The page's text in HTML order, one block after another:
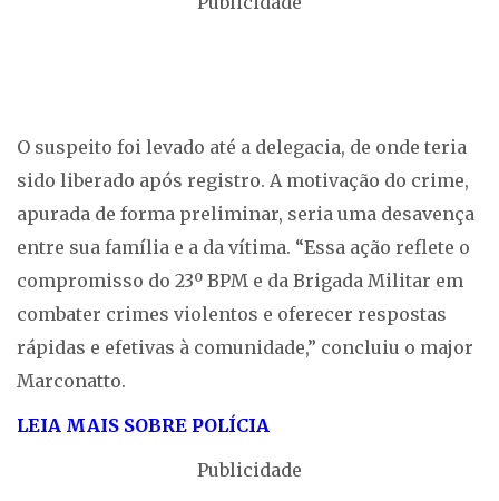
O suspeito foi levado até a delegacia, de onde teria
sido liberado após registro. A motivação do crime,
apurada de forma preliminar, seria uma desavença
entre sua família e a da vítima. “Essa ação reflete o
compromisso do 23º BPM e da Brigada Militar em
combater crimes violentos e oferecer respostas
rápidas e efetivas à comunidade,” concluiu o major
Marconatto.
LEIA MAIS SOBRE POLÍCIA
Publicidade